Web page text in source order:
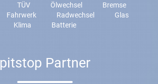
TÜV Ölwechsel
Bremse
Fahrwerk Radwechsel
Glas
Klima
Batterie
pitstop Partner